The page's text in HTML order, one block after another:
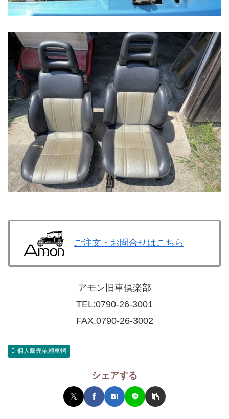
ご注文・お問合せはこちら
アモン旧車倶楽部
TEL:0790-26-3001
FAX.0790-26-3002
個人販売依頼車輌
シェアする